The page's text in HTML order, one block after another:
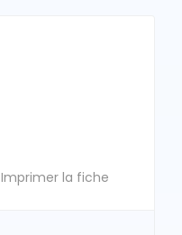
Imprimer la fiche